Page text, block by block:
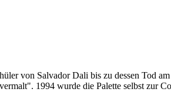
von Salvador Dali bis zu dessen Tod
1994 wurde die Palette selbst zur